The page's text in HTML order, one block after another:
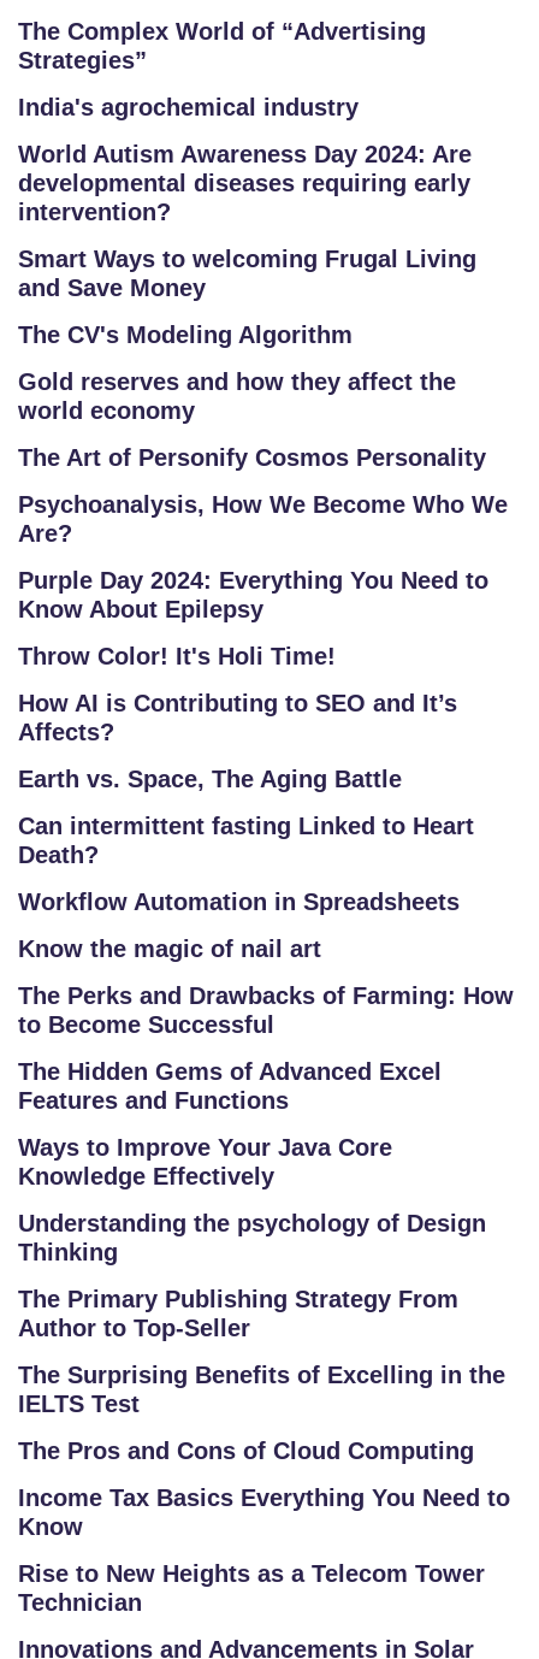
The Complex World of “Advertising
Strategies”
India's agrochemical industry
World Autism Awareness Day 2024: Are
developmental diseases requiring early
intervention?
Smart Ways to welcoming Frugal Living
and Save Money
The CV's Modeling Algorithm
Gold reserves and how they affect the
world economy
The Art of Personify Cosmos Personality
Psychoanalysis, How We Become Who We
Are?
Purple Day 2024: Everything You Need to
Know About Epilepsy
Throw Color! It's Holi Time!
How AI is Contributing to SEO and It’s
Affects?
Earth vs. Space, The Aging Battle
Can intermittent fasting Linked to Heart
Death?
Workflow Automation in Spreadsheets
Know the magic of nail art
The Perks and Drawbacks of Farming: How
to Become Successful
The Hidden Gems of Advanced Excel
Features and Functions
Ways to Improve Your Java Core
Knowledge Effectively
Understanding the psychology of Design
Thinking
The Primary Publishing Strategy From
Author to Top-Seller
The Surprising Benefits of Excelling in the
IELTS Test
The Pros and Cons of Cloud Computing
Income Tax Basics Everything You Need to
Know
Rise to New Heights as a Telecom Tower
Technician
Innovations and Advancements in Solar